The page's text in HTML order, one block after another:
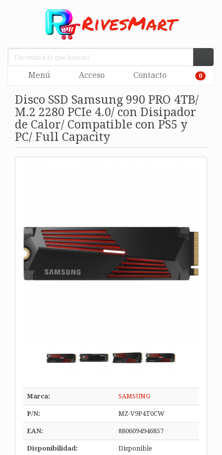
Menú Acceso Contacto 0
Disco SSD Samsung 990 PRO 4TB/
M.2 2280 PCIe 4.0/ con Disipador
de Calor/ Compatible con PS5 y
PC/ Full Capacity
Marca: SAMSUNG
P/N: MZ-V9P4T0CW
EAN: 8806094946857
Disponibilidad: Disponible